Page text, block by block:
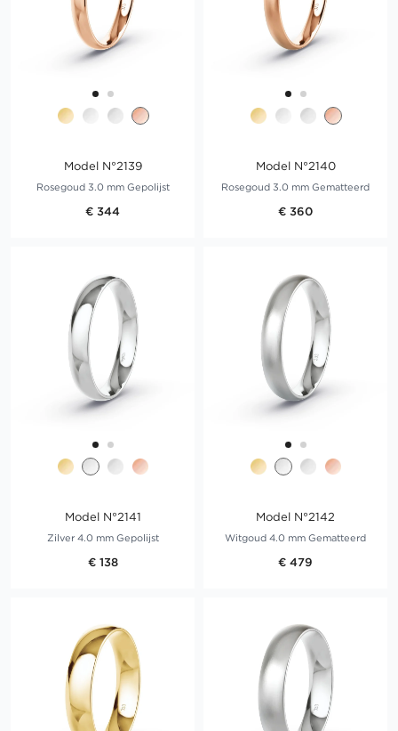
Model N°2139
Rosegoud 3.0 mm Gepolijst
€ 344
Model N°2140
Rosegoud 3.0 mm Gematteerd
€ 360
Model N°2141
Zilver 4.0 mm Gepolijst
€ 138
Model N°2142
Witgoud 4.0 mm Gematteerd
€ 479